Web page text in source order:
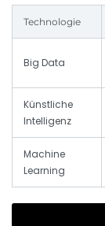
Technologie
Big Data
Künstliche
Intelligenz
Machine
Learning